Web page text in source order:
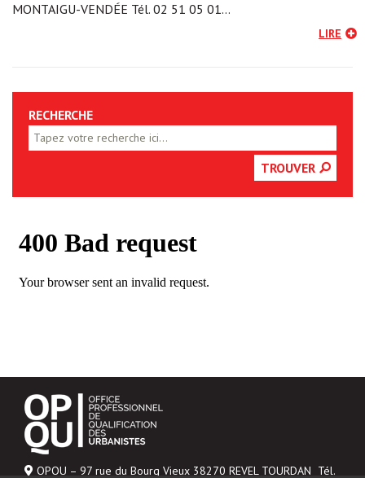
MONTAIGU-VENDÉE Tél. 02 51 05 01…
LIRE
RECHERCHE
TROUVER
OPQU – 97 rue du Bourg Vieux 38270 REVEL TOURDAN Tél.